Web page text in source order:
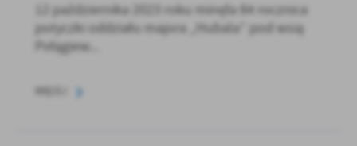
12 października 2023 roku minęła 84 rocznica
potyczki oddziału majora „Hubala” pod wsią
Połągiew...